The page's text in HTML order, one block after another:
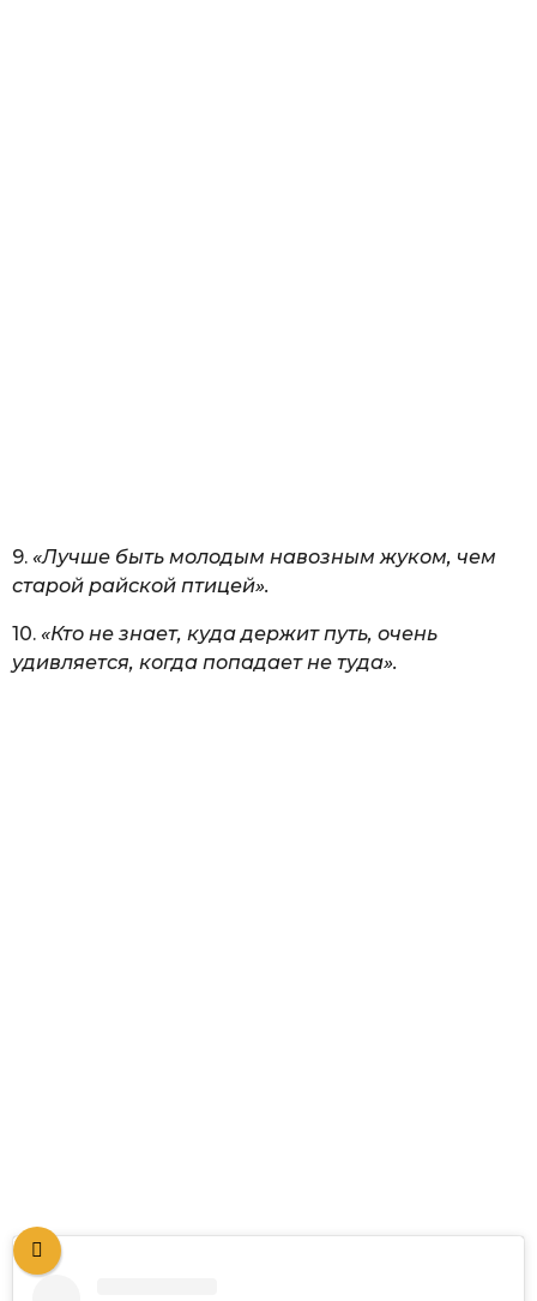
9. «Лучше быть молодым навозным жуком, чем
старой райской птицей».
10. «Кто не знает, куда держит путь, очень
удивляется, когда попадает не туда».